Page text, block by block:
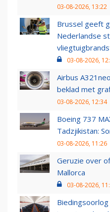
03-08-2026, 13:22
Brussel geeft
Nederlandse
03-08-2026,
Airbus
beklad met
03-08-2026, 12:34
Boeing 737
Tadzjikistan:
03-08-2026, 11:26
Geruzie over
Mallorca
03-08-2026,